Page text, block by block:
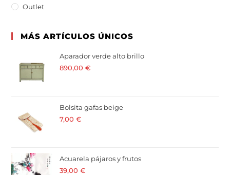
Outlet
MÁS ARTÍCULOS ÚNICOS
Aparador verde alto brillo
890,00€
Bolsita gafas beige
7,00€
Acuarela pájaros y frutos
39,00€